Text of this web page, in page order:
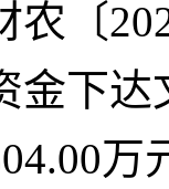
农〔
金下达
万